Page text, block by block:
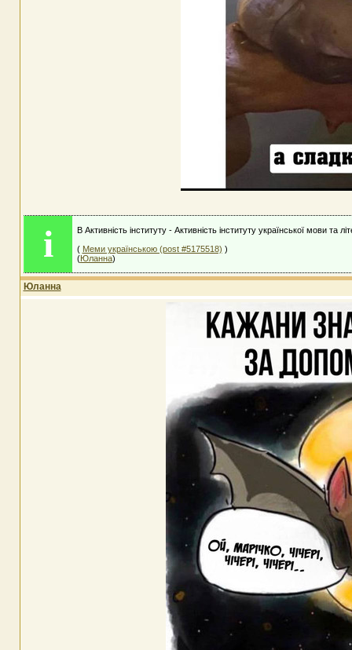
i
В Активність інституту - Активність інституту української мови та
( Меми українською (post #5175518) )
(Юланна)
Юланна